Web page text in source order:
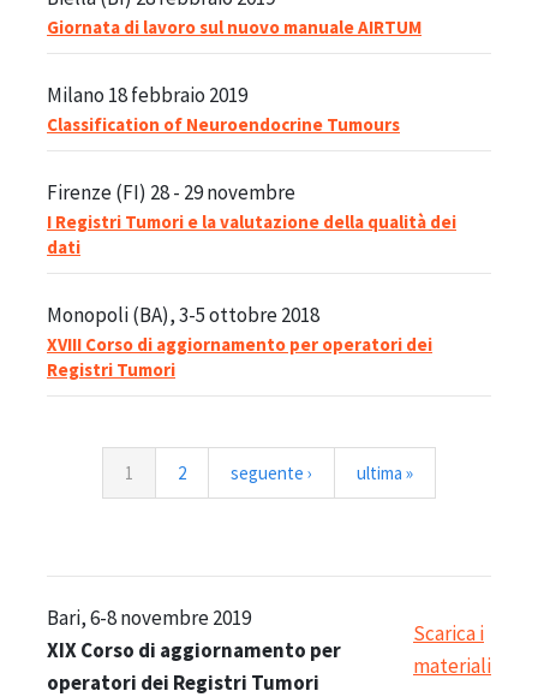
Giornata di lavoro sul nuovo manuale AIRTUM
Milano 18 febbraio 2019
Classification of Neuroendocrine Tumours
Firenze (FI) 28 - 29 novembre
I Registri Tumori e la valutazione della qualità dei
dati
Monopoli (BA), 3-5 ottobre 2018
XVIII Corso di aggiornamento per operatori dei
Registri Tumori
1 2 seguente › ultima »
Bari, 6-8 novembre 2019
XIX Corso di aggiornamento per
operatori dei Registri Tumori
Scarica i
materiali